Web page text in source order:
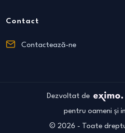
Contact
Contactează-ne
Dezvoltat de
pentru oameni și
© 2026 - Toate